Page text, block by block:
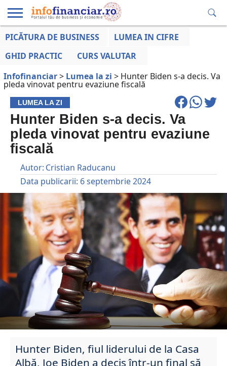
EDUCAȚIE
LA ZI
AFACERILOR
PICĂTURA DE BUSINESS
LUMEA IN CIFRE
GHID PRACTIC
CURS VALUTAR
Infofinanciar> Lumea la zi > Hunter Biden s-a decis. Va
pleda vinovat pentru evaziune fiscală
LUMEA LA ZI
Hunter Biden s-a decis. Va
pleda vinovat pentru evaziune
fiscală
Autor: Cristian Raducanu
Data publicarii: 6 septembrie 2024
Hunter Biden, fiul liderului de la Casa
Albă, Joe Biden a decis într-un final să